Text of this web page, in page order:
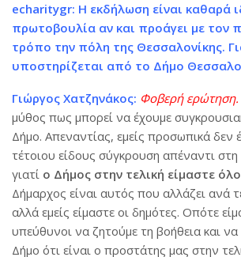
echaritygr: Η εκδήλωση είναι καθαρά
πρωτοβουλία αν και προάγει με τον
τρόπο την πόλη της Θεσσαλονίκης.
υποστηρίζεται από το Δήμο
Γιώργος Χατζηνάκος: Φοβερή ερώτηση.
μύθος πως μπορεί να έχουμε
Δήμο. Απεναντίας, εμείς προσωπικά δεν
τέτοιου είδους σύγκρουση απέναντι
γιατί ο Δήμος στην τελική είμαστε
Δήμαρχος είναι αυτός που αλλάζει ανά
αλλά εμείς είμαστε οι δημότες. Οπότε
υπεύθυνοι να ζητούμε τη βοήθεια και
Δήμο ότι είναι ο προστάτης μας στην